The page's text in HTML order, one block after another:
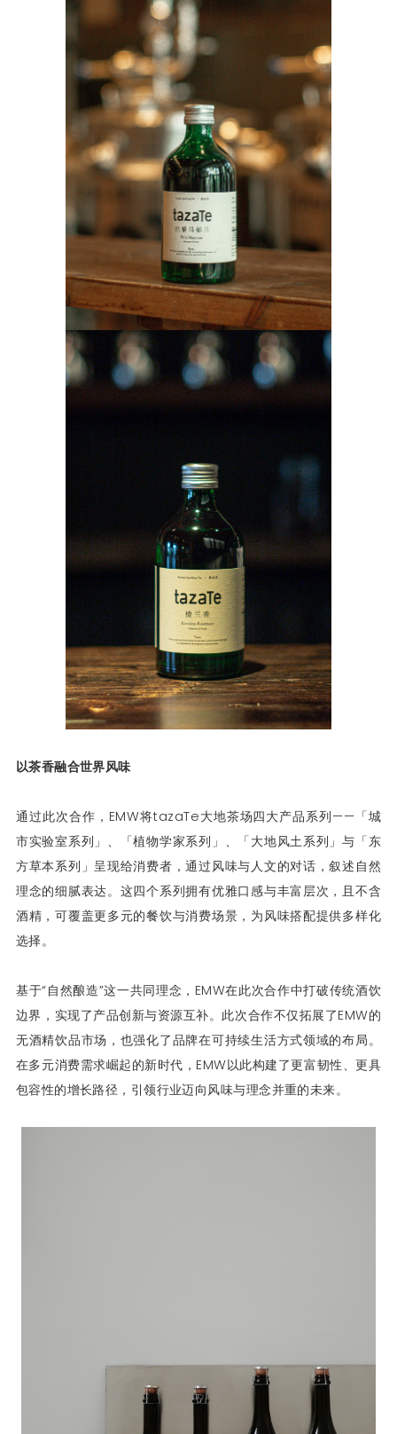
以茶香融合世界风味
通过此次合作，EMW将tazaTe大地茶场四大产品系列——「城
市实验室系列」、「植物学家系列」、「大地风土系列」与「东
方草本系列」呈现给消费者，通过风味与人文的对话，叙述自然
理念的细腻表达。这四个系列拥有优雅口感与丰富层次，且不含
酒精，可覆盖更多元的餐饮与消费场景，为风味搭配提供多样化
选择。
基于“自然酿造”这一共同理念，EMW在此次合作中打破传统酒饮
边界，实现了产品创新与资源互补。此次合作不仅拓展了EMW的
无酒精饮品市场，也强化了品牌在可持续生活方式领域的布局。
在多元消费需求崛起的新时代，EMW以此构建了更富韧性、更具
包容性的增长路径，引领行业迈向风味与理念并重的未来。